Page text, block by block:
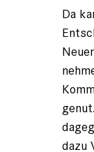
Thea
Da
dazu